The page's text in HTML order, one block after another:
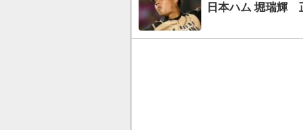
日本ハム 堀瑞輝